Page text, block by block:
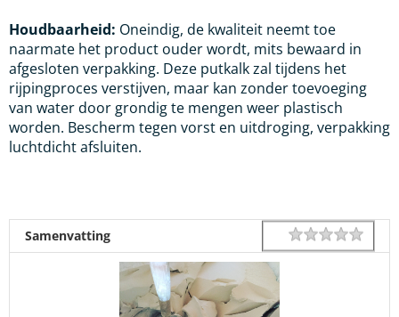
Houdbaarheid: Oneindig, de kwaliteit neemt toe
naarmate het product ouder wordt, mits bewaard in
afgesloten verpakking. Deze putkalk zal tijdens het
rijpingproces verstijven, maar kan zonder toevoeging
van water door grondig te mengen weer plastisch
worden. Bescherm tegen vorst en uitdroging, verpakking
luchtdicht afsluiten.
Samenvatting Rating 1 star
2
3
4
5